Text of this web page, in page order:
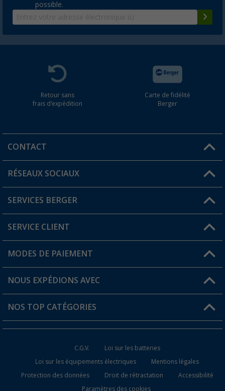
possible.
Retour sans
frais d'expédition
Carte de fidélité
Berger
CONTACT
Une question ?
Trouver une magasin
RÉSEAUX SOCIAUX
SERVICES BERGER
Devenir revendeur
Mon compte
Carte de fidélité Berger
SERVICE CLIENT
FAQ et contact
Informations sur l'expédition
Statut de la commande
MODES DE PAIEMENT
NOUS EXPÉDIONS AVEC
NOS TOP CATÉGORIES
Accessoires de cuisine de camping
Meubles de camping
C.G.V.
Loi sur les batteries
Loi sur les équipements électriques
Mentions légales
Protection des données
Droit de rétractation
Accessibilité
Paramètres des cookies